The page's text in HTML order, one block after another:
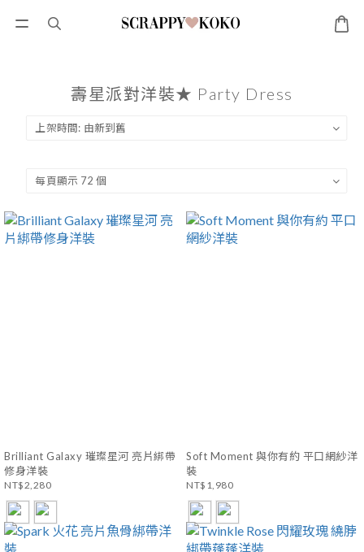
壽星派對洋裝★ Party Dress
Brilliant Galaxy 璀璨星河 亮片綁帶
修身洋裝
NT$2,280
Soft Moment 與你有約 平口網紗洋
裝
NT$1,980